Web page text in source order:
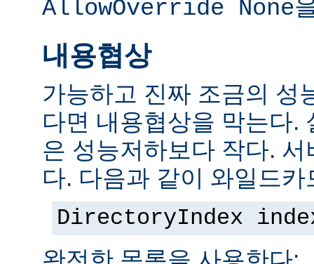
AllowOverride None
내용협상
가능하고 진짜 조금의 성
다면 내용협상을 막는다.
은 성능저하보다 작다.
다. 다음과 같이 와일드
DirectoryIndex